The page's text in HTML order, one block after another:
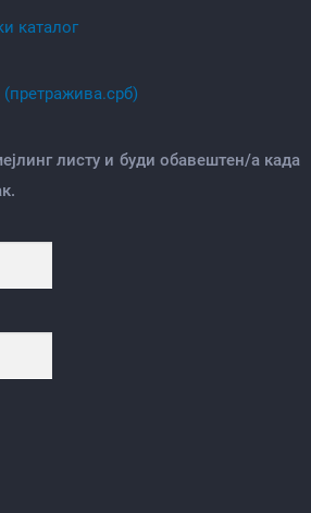
каталог
листу и буди обавештен/а када